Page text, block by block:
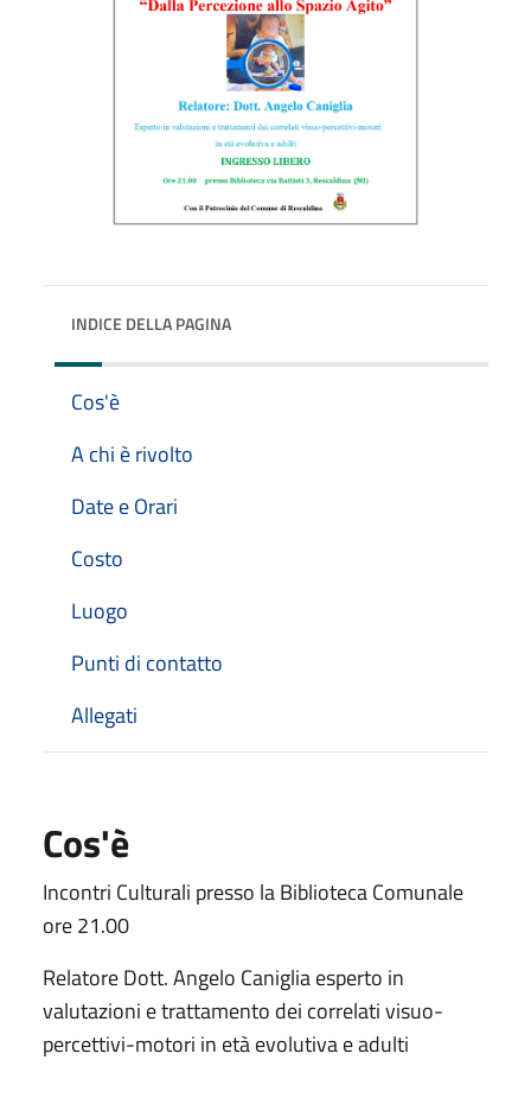
INDICE DELLA PAGINA
Cos'è
A chi è rivolto
Date e Orari
Costo
Luogo
Punti di contatto
Allegati
Cos'è
Incontri Culturali presso la Biblioteca Comunale
ore 21.00
Relatore Dott. Angelo Caniglia esperto in
valutazioni e trattamento dei correlati visuo-
percettivi-motori in età evolutiva e adulti